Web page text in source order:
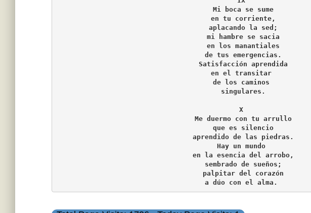
Mi boca se sume
en tu corriente,
aplacando la sed;
mi hambre se sacia
en los manantiales
de tus emergencias.
Satisfacción aprendida
en el transitar
de los caminos
singulares.
X
Me duermo con tu arrullo
que es silencio
aprendido de las piedras.
Hay un mundo
en la esencia del arrobo,
sembrado de sueños;
palpitar del corazón
a dúo con el alma.